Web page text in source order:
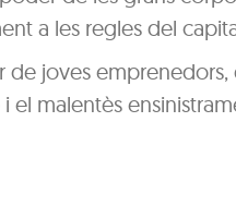
a les regles del
joves
malentès